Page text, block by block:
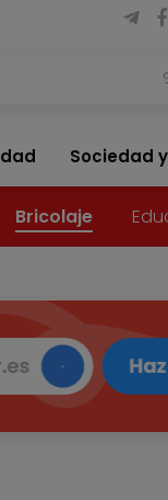
Sociedad
Bricolaje